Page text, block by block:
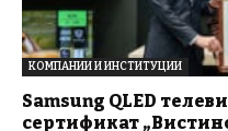
КОМПАНИИ И ИНСТИТУЦИИ
Samsung QLED
сертификат